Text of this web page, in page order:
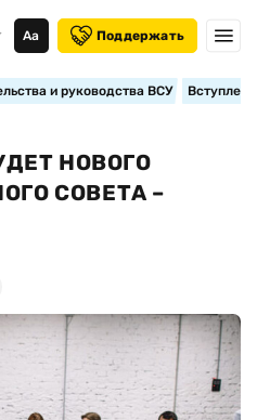
Аа Поддержать
и руководства ВСУ
НОВОГО
СОВЕТА –